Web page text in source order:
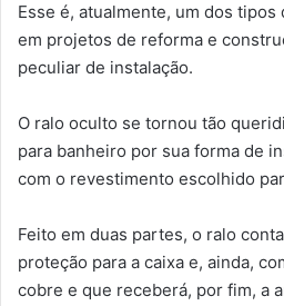
Esse é, atualmente, um dos tipos
em projetos de reforma e
peculiar de instalação.
O ralo oculto se tornou tão
para banheiro por sua forma de
com o revestimento escolhido
Feito em duas partes, o ralo
proteção para a caixa e, ainda,
cobre e que receberá, por fim, a